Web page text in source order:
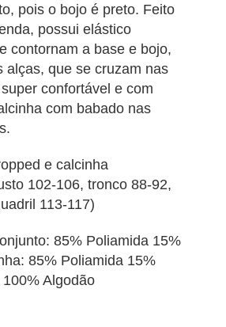
pois o bojo é preto. Feito
possui elástico
contornam a base e bojo,
alças, que se cruzam nas
confortável e com
com babado nas
e calcinha
102-106, tronco 88-92,
113-117)
85% Poliamida 15%
85% Poliamida 15%
Algodão